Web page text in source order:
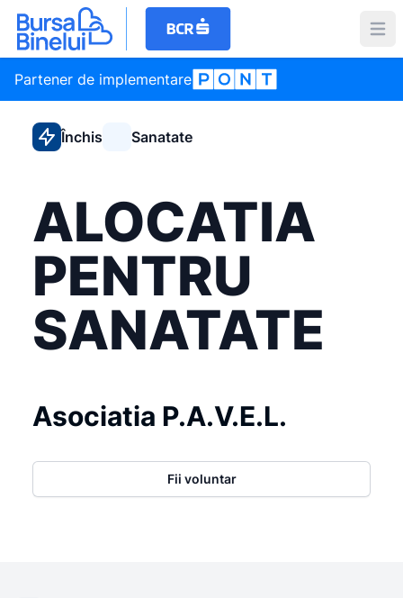
Partener de implementare
Închis Sanatate
ALOCATIA
PENTRU
SANATATE
Asociatia P.A.V.E.L.
Fii voluntar